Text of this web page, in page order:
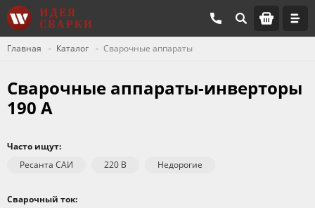
Главная Каталог Сварочные аппараты
Сварочные аппараты-инверторы
190 А
Часто ищут:
Ресанта САИ
220 В Недорогие
Сварочный ток: